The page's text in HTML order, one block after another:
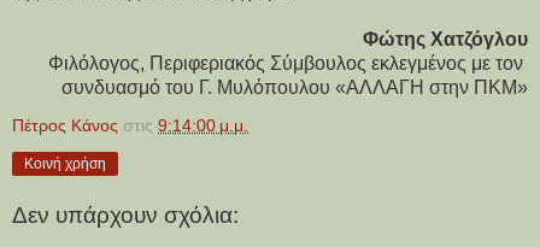
Φώτης Χατζόγλου
Φιλόλογος, Περιφεριακός Σύμβουλος εκλεγμένος με τον
συνδυασμό του Γ. Μυλόπουλου «ΑΛΛΑΓΗ στην ΠΚΜ»
Πέτρος Κάνος στις 9:14:00 μ.μ.
Κοινή χρήση
Δεν υπάρχουν σχόλια: